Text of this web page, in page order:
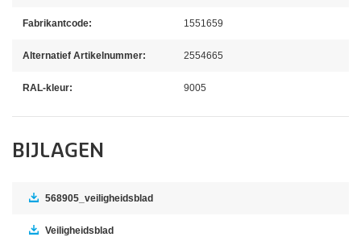
Fabrikantcode: 1551659
Alternatief Artikelnummer: 2554665
RAL-kleur: 9005
BIJLAGEN
568905_veiligheidsblad
Veiligheidsblad